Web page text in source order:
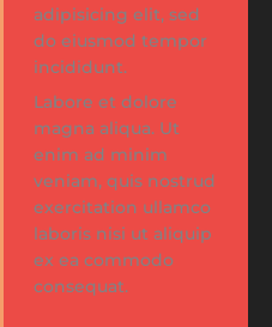
adipisicing elit, sed
do eiusmod tempor
incididunt.
Labore et dolore
magna aliqua. Ut
enim ad minim
veniam, quis nostrud
exercitation ullamco
laboris nisi ut aliquip
ex ea commodo
consequat.